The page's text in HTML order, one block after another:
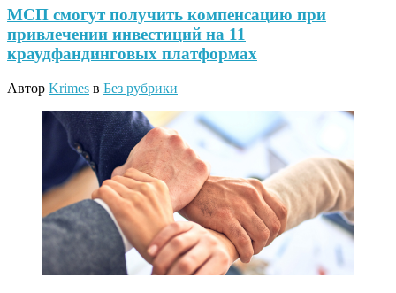
МСП смогут получить компенсацию при
привлечении инвестиций на 11
краудфандинговых платформах
Автор Krimes в Без рубрики